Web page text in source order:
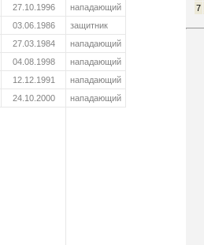
27.10.1996
нападающий
03.06.1986
защитник
27.03.1984
нападающий
04.08.1998
нападающий
12.12.1991
нападающий
24.10.2000 нападающий
7